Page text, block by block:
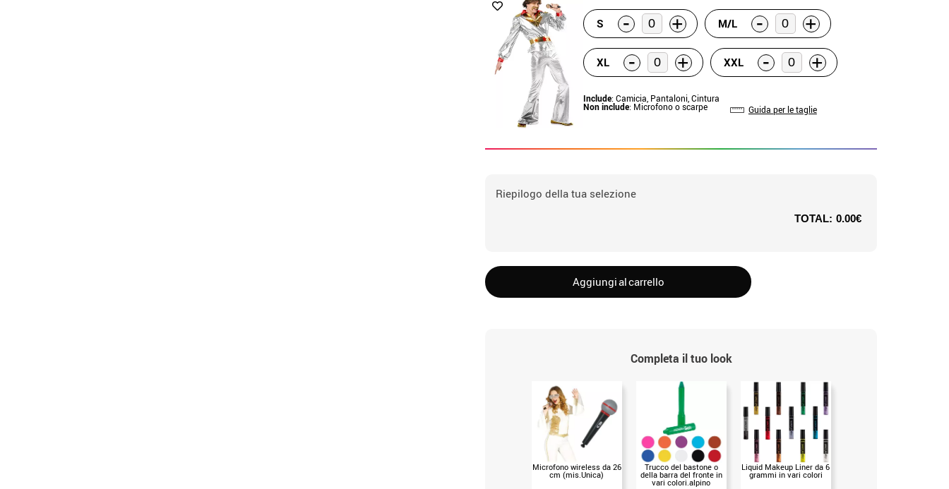
S - + M/L - +
XL - + XXL - +
Include: Camicia, Pantaloni, Cintura
Non include: Microfono o scarpe Guida per le taglie
Riepilogo della tua selezione
TOTAL: 0.00€
Aggiungi al carrello
Completa il tuo look
Microfono wireless da 26
cm (mis.Unica)
Trucco del bastone o
della barra del fronte in
vari colori.alpino
Liquid Makeup Liner da 6
grammi in vari colori